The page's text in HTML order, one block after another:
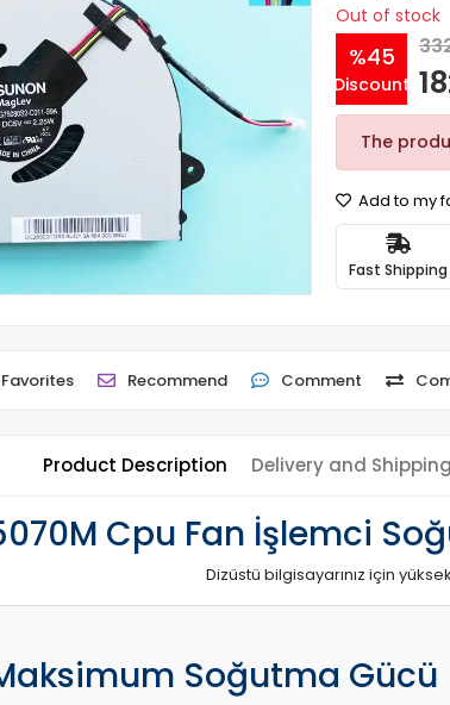
Out of stock
%45
Discount
The
Add to my
Fast Shipping
Recommend Comment
Product Description Delivery and Shipping
Cpu Fan İşlemci
Dizüstü bilgisayarınız için
Soğutma Gücü